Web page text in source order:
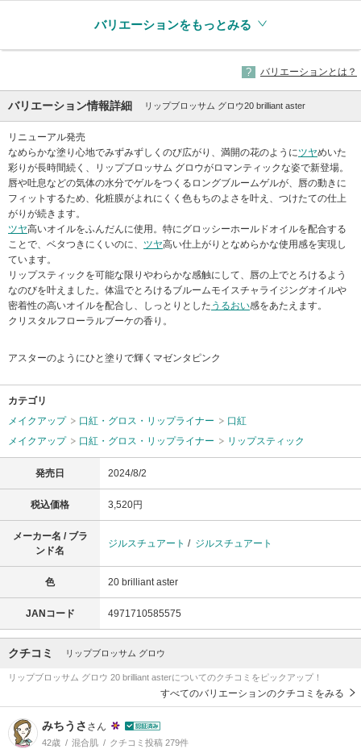
バリエーションをもっとみる
バリエーションとは？
バリエーション情報詳細 リップブロッサム グロウ20 brilliant aster
リニューアル発売
なめらかな塗り心地でみずみずしくのび広がり、満開の花のようにツヤめいた
彩りが長時間続く、リップブロッサム グロウがロマンティックな姿で新登場。
唇や吐息などの気体の水分でゲルをつくるロングブルームゲルが、唇の動きに
フィットするため、化粧膜がよれにくく色もちのよさを叶え、つけたての仕上
がりが続きます。
ツヤ高いオイルをふんだんに使用。特にグロッシーホールドオイルを配合する
ことで、ベタつきにくいのに、 ツヤ高い仕上がりとなめらかな使用感を実現し
ています。
リップスティックを可能な限りやわらかな感触にして、唇の上でとろけるよう
なのびを叶えました。体温でとろけるブルームモイスチャライジングオイルや
密着性の高いオイルを配合し、しっとりとした うるおい感をあたえます。
クリスタルフローラルブーケの香り。
アスターのようにひと塗りで輝くマゼンタピンク
カテゴリ
メイクアップ
口紅・グロス・リップライナー
口紅
メイクアップ
口紅・グロス・リップライナー リップスティック
発売日 2024/8/2
税込価格 3,520円
メーカー名 / ブラ
ンド名
ジルスチュアート / ジルスチュアート
色 20 brilliant aster
JANコード 4971710585575
クチコミ リップブロッサム グロウ
リップブロッサム グロウ 20 brilliant asterについてのクチコミをピックアップ！
すべてのバリエーションのクチコミをみる
みちうさ さん
42歳 混合肌 クチコミ投稿 279件